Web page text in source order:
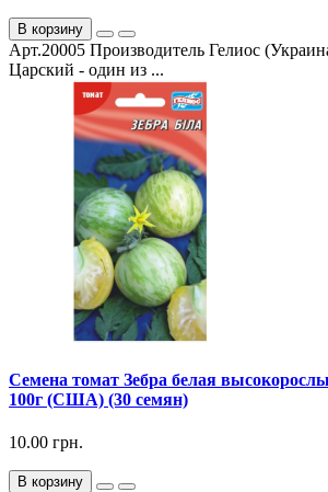
В корзину
Арт.20005 Производитель Гелиос
Царский - один из ...
Семена томат Зебра белая
100г (США) (30 семян)
10.00 грн.
В корзину